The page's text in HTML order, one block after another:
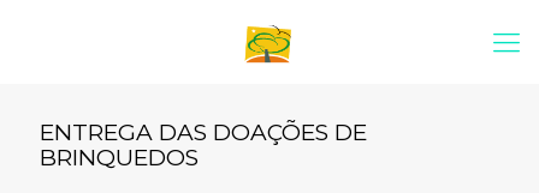
ENTREGA DAS DOAÇÕES DE
BRINQUEDOS